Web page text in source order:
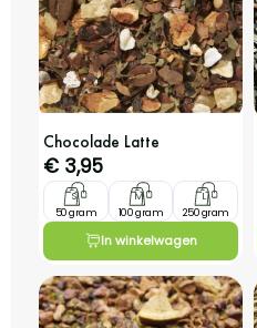
Chocolade Latte
€ 3,95
S
50 gram
M
100 gram
L
250 gram
In winkelwagen